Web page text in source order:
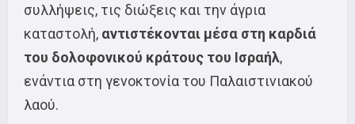
συλλήψεις, τις διώξεις και την άγρια
καταστολή, αντιστέκονται μέσα στη καρδιά
του δολοφονικού κράτους του Ισραήλ,
ενάντια στη γενοκτονία του Παλαιστινιακού
λαού.